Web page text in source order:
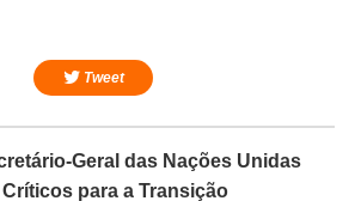
Tweet
Geral das Nações Unidas
para a Transição